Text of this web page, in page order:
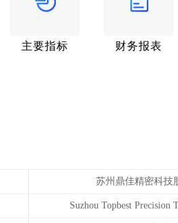
主要指标 财务报表
苏州鼎佳精密科技
Suzhou Topbest Precision